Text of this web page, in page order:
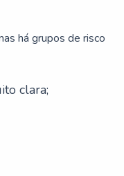
há grupos de risco
clara;